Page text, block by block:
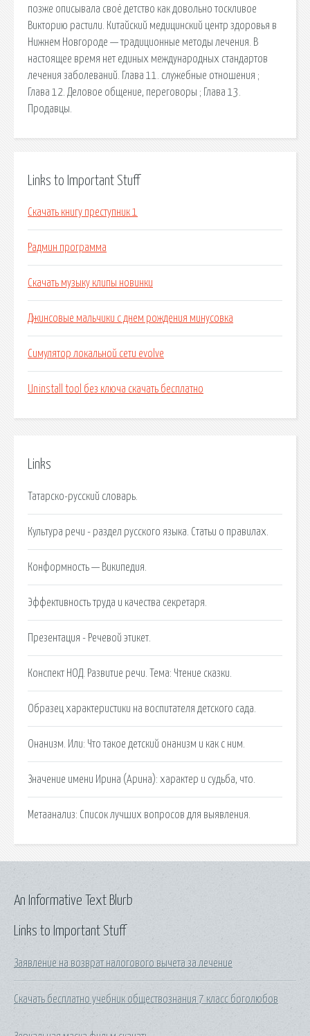
позже описывала своё детство как довольно тоскливое
Викторию растили. Китайский медицинский центр здоровья в
Нижнем Новгороде — традиционные методы лечения. В
настоящее время нет единых международных стандартов
лечения заболеваний. Глава 11. cлужебные отношения ;
Глава 12. Деловое общение, переговоры ; Глава 13.
Продавцы.
Links to Important Stuff
Скачать книгу преступник 1
Радмин программа
Скачать музыку клипы новинки
Джинсовые мальчики с днем рождения минусовка
Симулятор локальной сети evolve
Uninstall tool без ключа скачать бесплатно
Links
Татарско-русский словарь.
Культура речи - раздел русского языка. Статьи о правилах.
Конформность — Википедия.
Эффективность труда и качества секретаря.
Презентация - Речевой этикет.
Конспект НОД. Развитие речи. Тема: Чтение сказки.
Образец характеристики на воспитателя детского сада.
Онанизм. Или: Что такое детский онанизм и как с ним.
Значение имени Ирина (Арина): характер и судьба, что.
Метаанализ: Список лучших вопросов для выявления.
Links to Important Stuff
Заявление на возврат налогового вычета за лечение
Скачать бесплатно учебник обществознания 7 класс боголюбов
An Informative Text Blurb